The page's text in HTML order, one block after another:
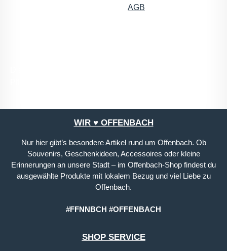
AGB
WIR ♥ OFFENBACH
Nur hier gibt’s besondere Artikel rund um Offenbach. Ob
Souvenirs, Geschenkideen, Accessoires oder kleine
Erinnerungen an unsere Stadt – im Offenbach-Shop findest du
ausgewählte Produkte mit lokalem Bezug und viel Liebe zu
Offenbach.
#FFNNBCH #OFFENBACH
SHOP SERVICE